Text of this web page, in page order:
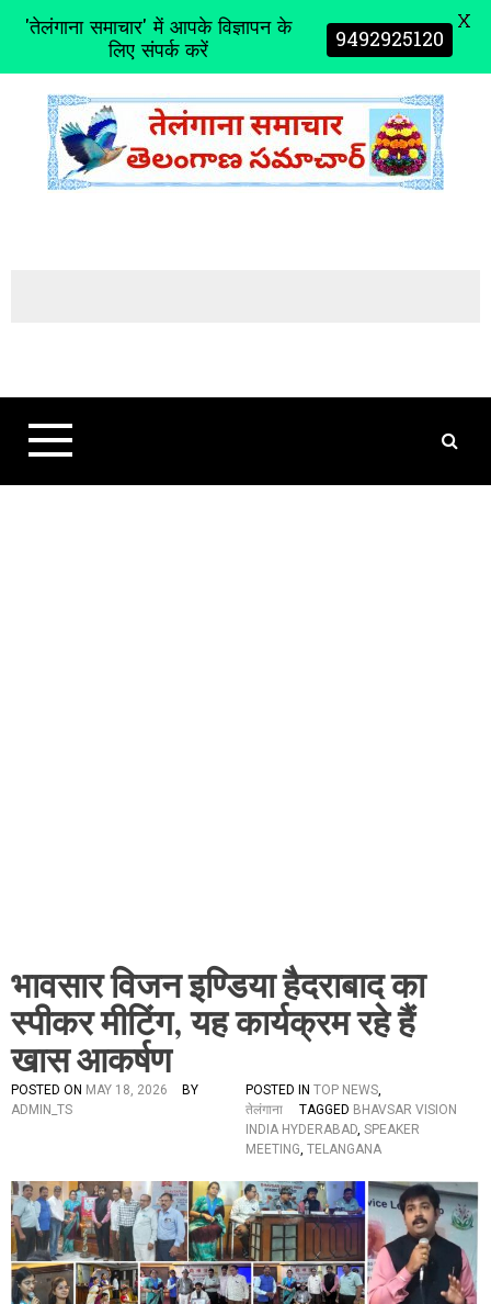
t
भावसार विजन इण्डिया हैदराबाद का
स्पीकर मीटिंग, यह कार्यक्रम रहे हैं
खास आकर्षण
POSTED ON MAY 18, 2026
BY
ADMIN_TS
POSTED IN TOP NEWS,
तेलंगाना
TAGGED BHAVSAR VISION
INDIA HYDERABAD, SPEAKER
MEETING, TELANGANA
'तेलंगाना समाचार' में आपके विज्ञापन के
लिए संपर्क करें 9492925120 X